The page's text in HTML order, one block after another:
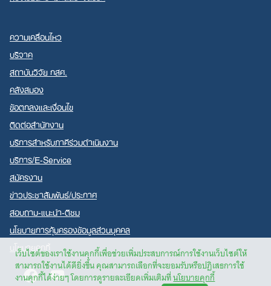
เว็บไซต์ของเราใช้งานคุกกี้เพื่อช่วยเพิ่มประสบการณ์การใช้งานเว็บไซต์ให้
สามารถใช้งานได้ดียิ่งขึ้น คุณสามารถเลือกที่จะยอมรับหรือปฏิเสธการใช้
งานคุกกี้ได้ง่ายๆ โดยการดูรายละเอียดเพิ่มเติมที่นโยบายคุกกี้
ความเคลื่อนไหว
บริจาค
สถาบันวิจัย กสศ.
คลังสมอง
ข้อตกลงและเงื่อนไข
ติดต่อสำนักงาน
บริการสำหรับภาคีร่วมดำเนินงาน
บริการ/E-Service
สมัครงาน
ข่าวประชาสัมพันธ์/ประกาศ
สอบถาม-แนะนำ-ติชม
นโยบายการคุ้มครองข้อมูลส่วนบุคคล
นโยบายคุกกี้
FacebookYoutube